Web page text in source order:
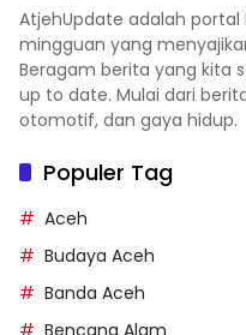
AtjehUpdate adalah
mingguan yang
Beragam berita yang kita
up to date. Mulai dari
otomotif, dan gaya hidup.
Populer Tag
Aceh
Budaya Aceh
Banda Aceh